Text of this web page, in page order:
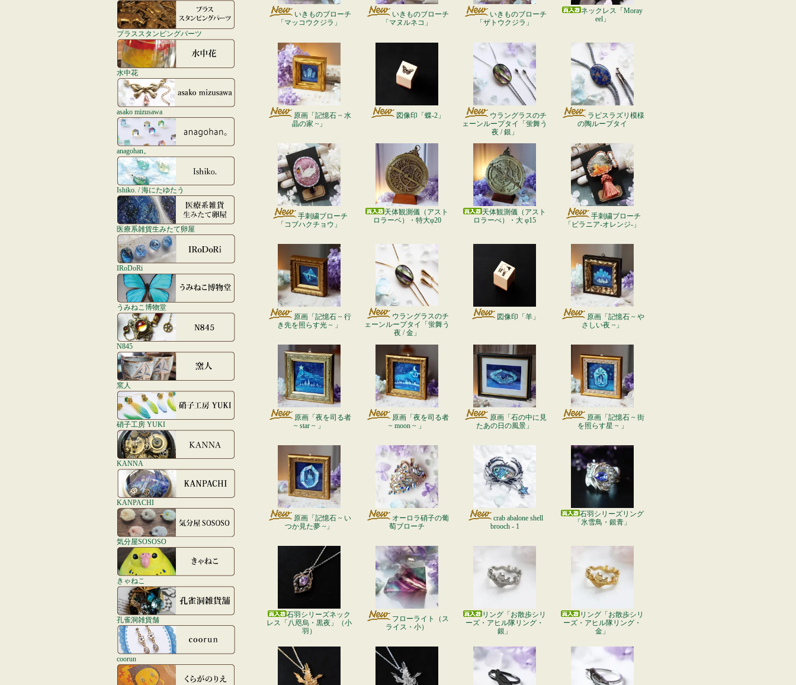
ブラススタンピングパーツ
水中花
asako mizusawa
anagohan。
Ishiko. / 海にたゆたう
医療系雑貨生みたて卵屋
IRoDoRi
うみねこ博物堂
N845
窯人
硝子工房 YUKI
KANNA
KANPACHI
気分屋SOSOSO
きゃねこ
孔雀洞雑貨舗
coorun
いきものブローチ
「マッコウクジラ」
いきものブローチ
「マヌルネコ」
いきものブローチ
「ザトウクジラ」
ネックレス「Moray
eel」
原画「記憶石 ~ 水
晶の家 ~」
図像印「蝶-2」
ウラングラスのチ
ェーンループタイ「蛍舞う
夜 / 銀」
ラピスラズリ模様
の陶ループタイ
手刺繍ブローチ
「コブハクチョウ」
天体観測儀（アスト
ロラーベ）・特大φ20
天体観測儀（アスト
ロラーべ）・大 φ15
手刺繍ブローチ
「ピラニア-オレンジ-」
原画「記憶石 ~ 行
き先を照らす光 ~ 」
ウラングラスのチ
ェーンループタイ「蛍舞う
夜 / 金」
図像印「羊」
原画「記憶石 ~ や
さしい夜 ~」
原画「夜を司る者
~ star ~ 」
原画「夜を司る者
~ moon ~ 」
原画「石の中に見
たあの日の風景」
原画「記憶石 ~ 街
を照らす星 ~ 」
原画「記憶石 ~ い
つか見た夢 ~」
オーロラ硝子の葡
萄ブローチ
crab abalone shell
brooch - 1
石羽シリーズリング
「氷雪鳥・銀青」
石羽シリーズネック
レス「八咫烏・黒夜」（小
羽）
フローライト（ス
ライス・小）
リング「お散歩シリ
ーズ・アヒル隊リング・
銀」
リング「お散歩シリ
ーズ・アヒル隊リング・
金」